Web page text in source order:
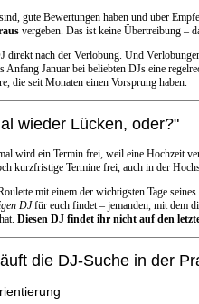
gute Bewertungen haben und über
vergeben. Das ist keine Übertreibung –
direkt nach der Verlobung. Und
Anfang Januar bei beliebten DJs eine
die seit Monaten einen Vorsprung haben.
wieder Lücken, oder?"
wird ein Termin frei, weil eine Hochzeit
kurzfristige Termine frei, auch in der
mit einem der wichtigsten Tage
DJfür euch findet – jemanden, mit dem
Diesen DJ findet ihr nicht auf den
die DJ-Suche in der